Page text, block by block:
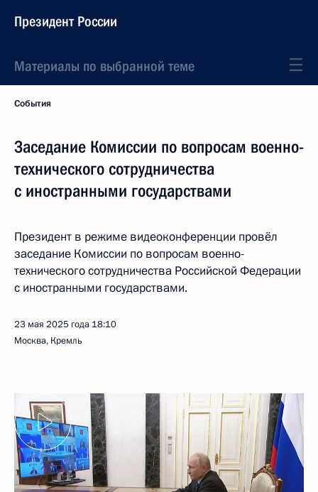
Президент России
Материалы по выбранной теме
События
Заседание Комиссии по вопросам военно-
технического сотрудничества
с иностранными государствами
Президент в режиме видеоконференции провёл
заседание Комиссии по вопросам военно-
технического сотрудничества Российской Федерации
с иностранными государствами.
23 мая 2025 года 18:10
Москва, Кремль